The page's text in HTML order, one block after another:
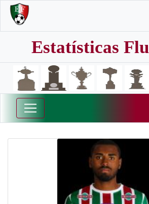
Estatísticas